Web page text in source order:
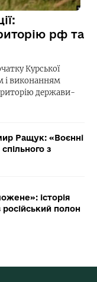
рф та
Курської
і виконанням
держави-
Ращук: «Воєнні
з
історія
полон